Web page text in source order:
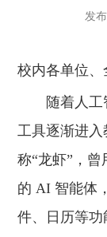
发
校内各单位、
随着人
工具逐渐进入
称“龙虾”，
的 AI 智能体
件、日历等